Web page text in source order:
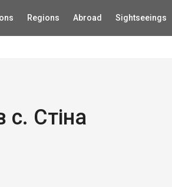
Regions Abroad Sightseeings
с. Стіна